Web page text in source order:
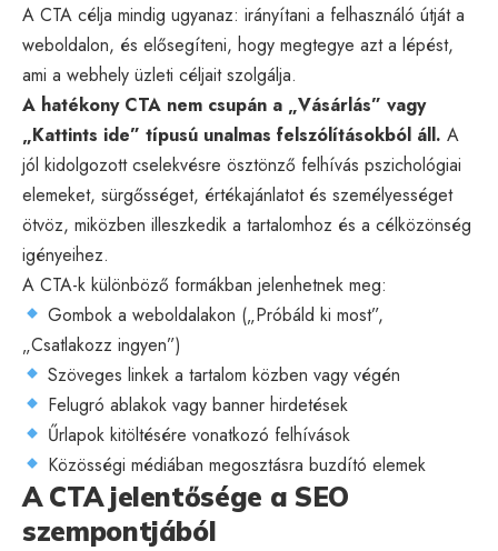
A CTA célja mindig ugyanaz: irányítani a felhasználó útját a
weboldalon, és elősegíteni, hogy megtegye azt a lépést,
ami a webhely üzleti céljait szolgálja.
A hatékony CTA nem csupán a „Vásárlás” vagy
„Kattints ide” típusú unalmas felszólításokból áll. A
jól kidolgozott cselekvésre ösztönző felhívás pszichológiai
elemeket, sürgősséget, értékajánlatot és személyességet
ötvöz, miközben illeszkedik a tartalomhoz és a célközönség
igényeihez.
A CTA-k különböző formákban jelenhetnek meg:
Gombok a weboldalakon („Próbáld ki most”,
„Csatlakozz ingyen”)
Szöveges linkek a tartalom közben vagy végén
Felugró ablakok vagy banner hirdetések
Űrlapok kitöltésére vonatkozó felhívások
Közösségi médiában megosztásra buzdító elemek
A CTA jelentősége a SEO
szempontjából